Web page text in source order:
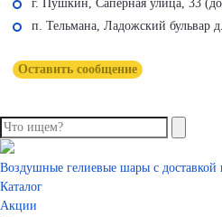
г. Пушкин, Сапёрная улица, 33
п. Тельмана, Ладожский бульвар
Оставить сообщение
Воздушные гелиевые шары с доставкой
Каталог
Акции